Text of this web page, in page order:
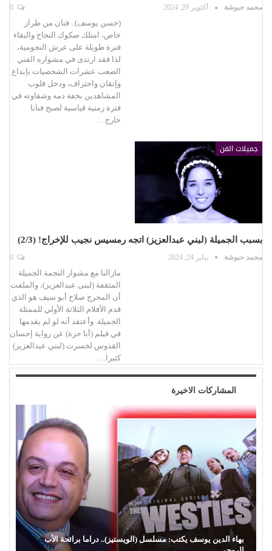
محمد حبوشة أكتوبر 29, 2024
(حسن يوسف).. فنان من طراز
خاص، امتلك صكوك النجاح والبقاء
فترة طويلة على عرش النجومية،
لذا فقد ارتدى في مشواره الفني
الصعب عشرات الشخصيات بإبداع
وإتقان واحتراف، ودخل قلوب
المشاهدين بخفة دمه وشقاوته في
فترة زمنية قياسية لصبح فنانا
خارج…
جميلات الفن
بسبب الجميلة (لبني عبدالعزيز) اتجه رمسيس نجيب للإخراج! (2/3)
محمد حبوشة يناير 24, 2024
مازالنا مع مشوار النجمة الجميلة
المثقفة (لبنى عبدالعزيز)، والملفت
أن المخرج صلاح أبو سيف هو الذي
قدم الأفلام الثلاثة الأولي للممثلة
الجميلة. وأعتقد أنه لو لم يقدمها
في فيلم (أنا حرة) عن رواية إحسان
القدوس لخسرت (لبني عبدالعزيز)
كثيرا.…
المشاركات الاخيرة
بهاء الدين يوسف يكتب: مسلسل (الويستيز).. دراما برائحة الأب